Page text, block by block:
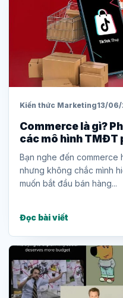
Kiến thức Marketing13/
Commerce là gì?
các mô hình TMĐT
Bạn nghe đến commerce
nhưng không chắc mình
muốn bắt đầu bán hàng...
Đọc bài viết